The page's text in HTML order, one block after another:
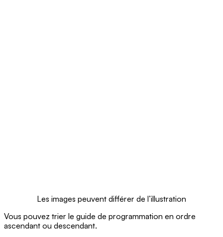
Les images peuvent différer de l’illustration
Vous pouvez trier le guide de programmation en ordre
ascendant ou descendant.